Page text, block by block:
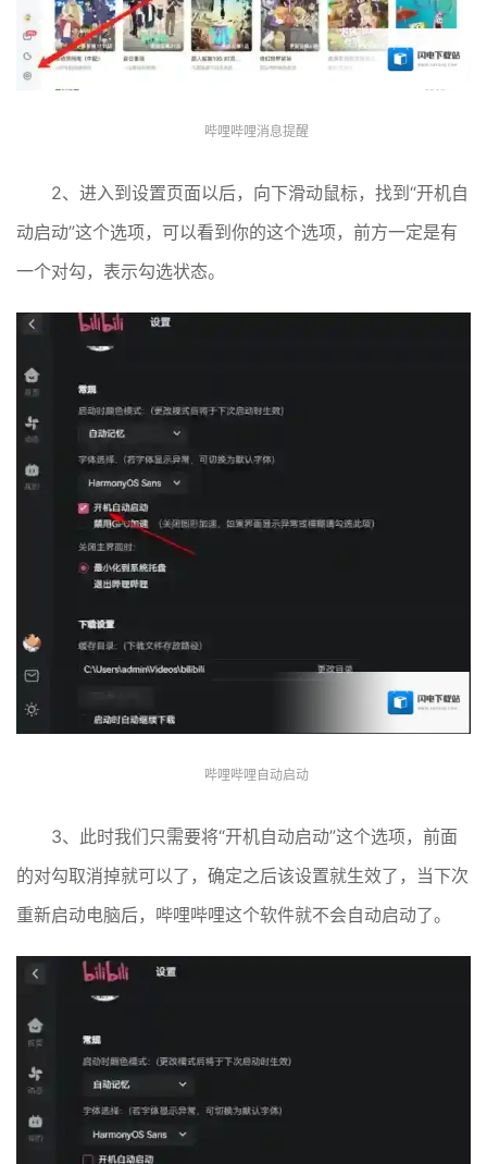
哔哩哔哩消息提醒
2、进入到设置页面以后，向下滑动鼠标，找到“开机自
动启动”这个选项，可以看到你的这个选项，前方一定是有
一个对勾，表示勾选状态。
哔哩哔哩自动启动
3、此时我们只需要将“开机自动启动”这个选项，前面
的对勾取消掉就可以了，确定之后该设置就生效了，当下次
重新启动电脑后，哔哩哔哩这个软件就不会自动启动了。